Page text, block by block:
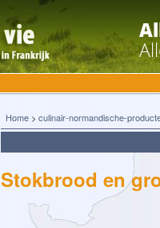
Home > culinair-normandische-
Stokbrood en